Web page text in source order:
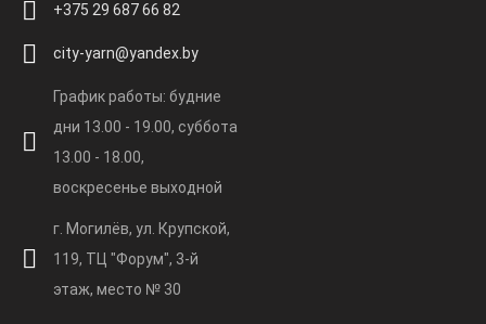
+375 29 687 66 82
city-yarn@yandex.by
График работы: будние
дни 13.00 - 19.00, суббота
13.00 - 18.00,
воскресенье выходной
г. Могилёв, ул. Крупской,
119, ТЦ "Форум", 3-й
этаж, место № 30